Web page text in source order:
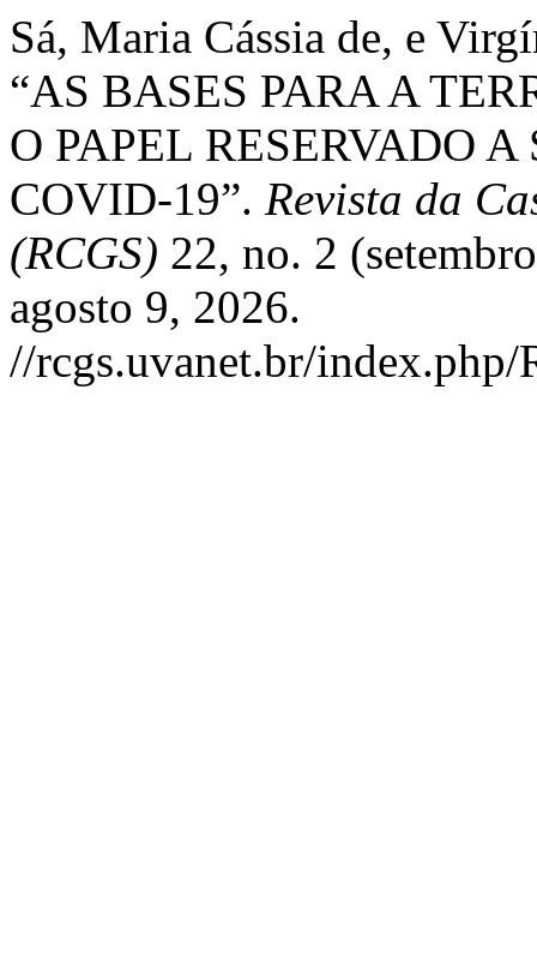
Sá, Maria Cássia de, e
“AS BASES PARA A
O PAPEL RESERVADO
COVID-19”. Revista da
(RCGS) 22, no. 2
agosto 9, 2026.
//rcgs.uvanet.br/